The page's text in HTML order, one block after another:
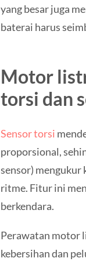
yang besar juga
baterai harus
Motor
torsi dan
Sensor torsi
proporsional,
sensor) mengukur
ritme. Fitur ini
berkendara.
Perawatan motor
kebersihan dan